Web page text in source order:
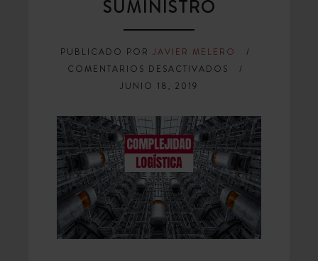
SUMINISTRO
PUBLICADO POR JAVIER MELERO
COMENTARIOS DESACTIVADOS EN
CON
LA
COMPLEJIDAD
EN
LA
CADENA
DE
SUMINISTRO
JUNIO 18, 2019